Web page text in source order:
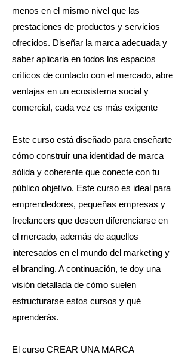
menos en el mismo nivel que las
prestaciones de productos y servicios
ofrecidos. Diseñar la marca adecuada y
saber aplicarla en todos los espacios
críticos de contacto con el mercado, abre
ventajas en un ecosistema social y
comercial, cada vez es más exigente
Este curso está diseñado para enseñarte
cómo construir una identidad de marca
sólida y coherente que conecte con tu
público objetivo. Este curso es ideal para
emprendedores, pequeñas empresas y
freelancers que deseen diferenciarse en
el mercado, además de aquellos
interesados en el mundo del marketing y
el branding. A continuación, te doy una
visión detallada de cómo suelen
estructurarse estos cursos y qué
aprenderás.
El curso CREAR UNA MARCA